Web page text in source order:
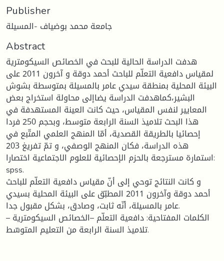
Publisher
جامعة محمد بوضياف -المسيلة
Abstract
هدفت الدراسة الحالية للبحث في الخصائص السيكومترية
لمقياس دافعية التعلّم للباحث أحمد دوقة و آخرون 2011 على
البيئة المحلية بمنطقة سيدي عامر بالمسيلة بمتوسطة بشوش
البشير،كماهدفت الدراسة يضاإلى محاولة استخراج بعض
المعايير لنفس المقياس، حيث كانت العينة المستهدفة في
هذا البحث تلاميذ السنة الرابعة متوسط، وبحجم 250 فردا
إحصائيا بالطريقة القصدية، أمّا المنهج العلمي المتّبع في
هذه الدراسة، فكان المنهج الوصفي، و تمّ تفريغ 203
استمارة مسترجعة بالحزم الإحصائية للعلوم الاجتماعية اختصارا:
spss.
و كانت النتائج توحي إلى أنّ مقياس دافعية التعلّم للباحث
أحمد دوقة وآخرون 2011 المطبّق على البيئة المحلية بسيدي
عامر بالمسيلة، أنّه ثابت، وصادق، بشكل مقبول جدا.
الكلمات المفتاحية: دافعية التعلّم –الخصائص السيكومترية –
تلاميذ السنة الرابعة من التعليم المتوسّط.